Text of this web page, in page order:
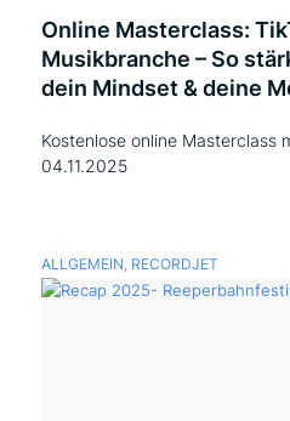
Online Masterclass:
Musikbranche – So
dein Mindset & deine
Kostenlose online Masterclass
04.11.2025
ALLGEMEIN, RECORDJET